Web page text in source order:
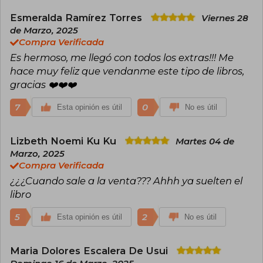
arte, busca conectar con las emociones más
profundas de sus seguidores y crear un espacio
donde la creatividad y la experimentación sean
la norma.
Esmeralda Ramírez Torres
Viernes 28
de Marzo, 2025
Compra Verificada
Es hermoso, me llegó con todos los extras!!! Me
hace muy feliz que vendanme este tipo de libros,
gracias ❤️❤️❤️
7 Esta opinión es útil 0 No es útil
Lizbeth Noemi Ku Ku
Martes 04 de
Marzo, 2025
Compra Verificada
¿¿¿Cuando sale a la venta??? Ahhh ya suelten el
libro
5 Esta opinión es útil 2 No es útil
Maria Dolores Escalera De Usui